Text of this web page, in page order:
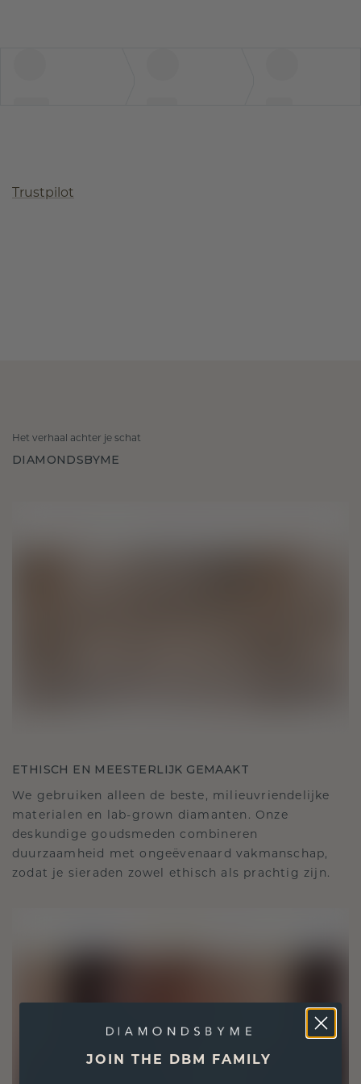
Trustpilot
Het verhaal achter je schat
DIAMONDSBYME
ETHISCH EN MEESTERLIJK GEMAAKT
We gebruiken alleen de beste, milieuvriendelijke
materialen en lab-grown diamanten. Onze
deskundige goudsmeden combineren
duurzaamheid met ongeëvenaard vakmanschap,
zodat je sieraden zowel ethisch als prachtig zijn.
JOIN THE DBM FAMILY